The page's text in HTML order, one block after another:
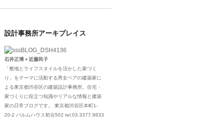
設計事務所アーキプレイス
石井正博＋近藤民子
「敷地とライフスタイルを活かした家づく
り」をテーマに活動する男女ペアの建築家に
よる東京都渋谷区の建築設計事務所。住宅・
家づくりに役立つ知識やリアルな情報と建築
家の日常ブログです。 東京都渋谷区本町1-
20-2 パルムハウス初台502 tel.03.3377.9833